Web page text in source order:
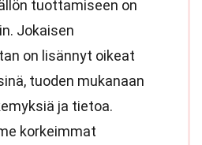
tuottamiseen on
Jokaisen
on lisännyt oikeat
tuoden mukanaan
ja tietoa.
korkeimmat